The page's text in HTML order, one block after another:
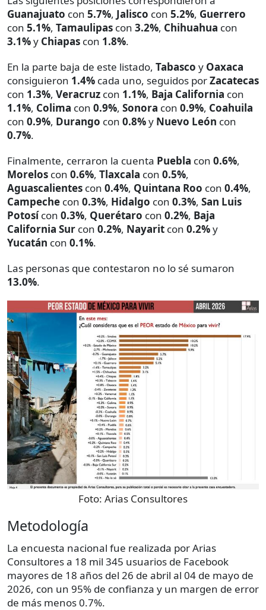
Guanajuato con 5.7%, Jalisco con 5.2%, Guerrero
con 5.1%, Tamaulipas con 3.2%, Chihuahua con
3.1%y Chiapas con 1.8%.
En la parte baja de este listado, Tabasco y Oaxaca
consiguieron 1.4% cada uno, seguidos porZacatecas
con 1.3%, Veracruz con 1.1%, Baja California con
1.1%, Colima con 0.9%, Sonora con 0.9%, Coahuila
con 0.9%, Durango con 0.8%y Nuevo León con
0.7%.
Finalmente, cerraron la cuenta Puebla con 0.6%,
Morelos con 0.6%, Tlaxcala con 0.5%,
Aguascalientes con 0.4%, Quintana Roo con 0.4%,
Campeche con 0.3%, Hidalgo con 0.3%, San Luis
Potosícon 0.3%, Querétaro con 0.2%, Baja
California Sur con 0.2%, Nayarit con 0.2%y
Yucatán con 0.1%.
Las personas que contestaron no lo sé sumaron
13.0%.
Foto: Arias Consultores
Metodología
La encuesta nacional fue realizada por Arias
Consultores a 18 mil 345 usuarios de Facebook
mayores de 18 años del 26 de abril al 04 de mayo de
2026, con un 95% de confianza y un margen de error
de más menos 0.7%.